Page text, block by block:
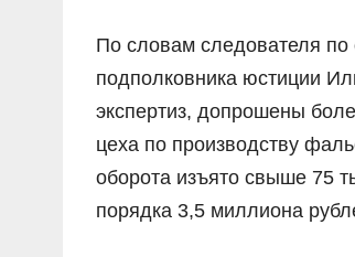
По словам следователя
подполковника юстиции
экспертиз, допрошены
цеха по производству
оборота изъято свыше 75
порядка 3,5 миллиона